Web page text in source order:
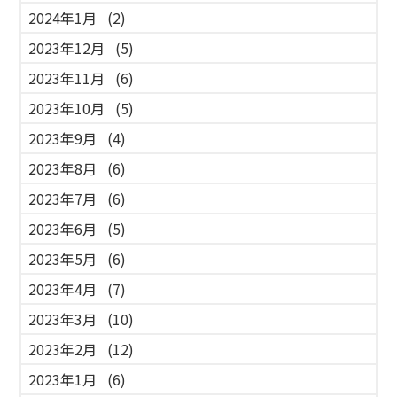
2024年1月
(2)
2023年12月
(5)
2023年11月
(6)
2023年10月
(5)
2023年9月
(4)
2023年8月
(6)
2023年7月
(6)
2023年6月
(5)
2023年5月
(6)
2023年4月
(7)
2023年3月
(10)
2023年2月
(12)
2023年1月
(6)